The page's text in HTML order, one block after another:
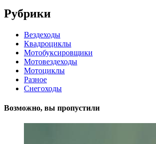
Рубрики
Вездеходы
Квадроциклы
Мотобуксировщики
Мотовездеходы
Мотоциклы
Разное
Снегоходы
Возможно, вы пропустили